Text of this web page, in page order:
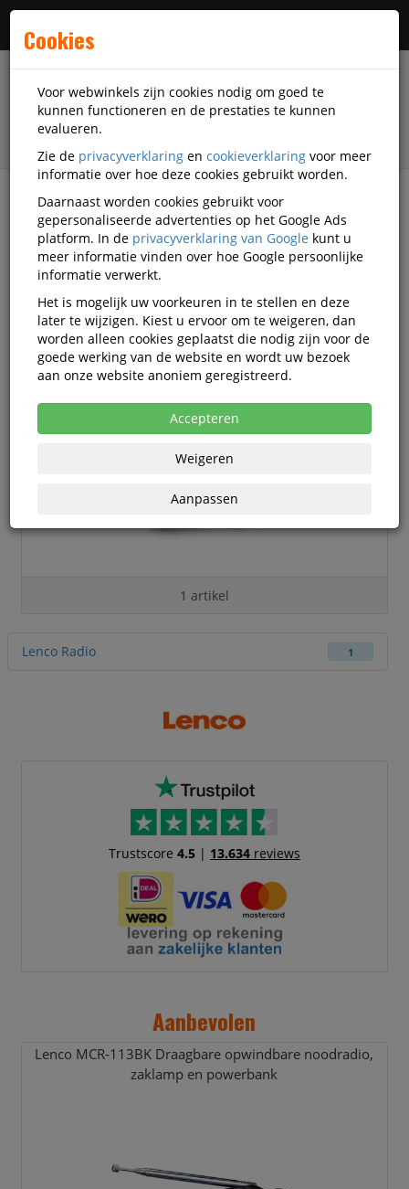
filter
Accessoires Lenco
Lenco accessoires
Lenco Multimedia toebehoren
1 artikel
Lenco Radio 1
Trustscore 4.5| 13.634reviews
Aanbevolen
Lenco MCR-113BK Draagbare opwindbare noodradio,
zaklamp en powerbank
Cookies
Voor webwinkels zijn cookies nodig om goed te
kunnen functioneren en de prestaties te kunnen
evalueren.
Zie de privacyverklaring en cookieverklaring voor meer
informatie over hoe deze cookies gebruikt worden.
Daarnaast worden cookies gebruikt voor
gepersonaliseerde advertenties op het Google Ads
platform. In de privacyverklaring van Google kunt u
meer informatie vinden over hoe Google persoonlijke
informatie verwerkt.
Het is mogelijk uw voorkeuren in te stellen en deze
later te wijzigen. Kiest u ervoor om te weigeren, dan
worden alleen cookies geplaatst die nodig zijn voor de
goede werking van de website en wordt uw bezoek
aan onze website anoniem geregistreerd.
Accepteren
Weigeren
Aanpassen